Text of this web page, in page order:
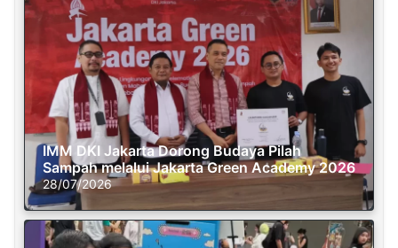
IMM DKI Jakarta Dorong Budaya Pilah
Sampah melalui Jakarta Green Academy 2026
28/07/2026